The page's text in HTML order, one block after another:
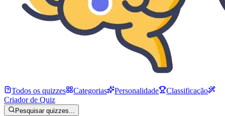
Todos os quizzes Categorias Personalidade
Classificação
Criador de Quiz
Pesquisar quizzes...